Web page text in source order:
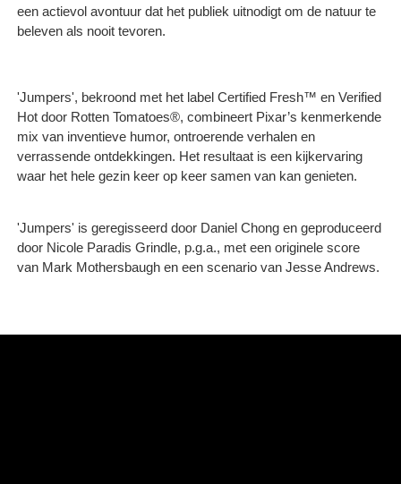
een actievol avontuur dat het publiek uitnodigt om de natuur te
beleven als nooit tevoren.
'Jumpers', bekroond met het label Certified Fresh™ en Verified
Hot door Rotten Tomatoes®, combineert Pixar’s kenmerkende
mix van inventieve humor, ontroerende verhalen en
verrassende ontdekkingen. Het resultaat is een kijkervaring
waar het hele gezin keer op keer samen van kan genieten.
'Jumpers' is geregisseerd door Daniel Chong en geproduceerd
door Nicole Paradis Grindle, p.g.a., met een originele score
van Mark Mothersbaugh en een scenario van Jesse Andrews.